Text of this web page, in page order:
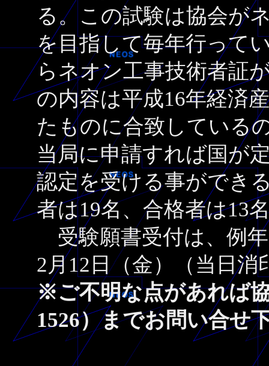
る。この試験は協会が
を目指して毎年行って
らネオン工事技術者証
の内容は平成16年経済
たものに合致している
当局に申請すれば国が
認定を受ける事ができ
者は19名、合格者は13
受験願書受付は、例
2月12日（金）（当日
※ご不明な点があれば
1526）までお問い合せ